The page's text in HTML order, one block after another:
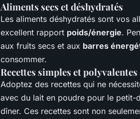
Aliments secs et déshydratés
Les aliments déshydratés sont vos
excellent rapport poids/énergie.
aux fruits secs et aux barres
consommer.
Recettes simples et polyvalentes
Adoptez des recettes qui ne
avec du lait en poudre pour le petit-
dîner. Ces recettes sont non